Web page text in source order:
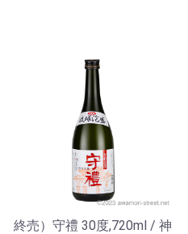
終売）守禮 30度,720ml / 神